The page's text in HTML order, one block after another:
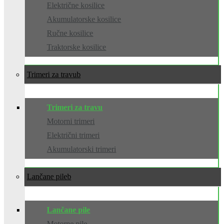
Električne kosilice
Akumulatorske kosilice
Ručne kosilice
Traktorske kosilice
Trimeri za travu
Trimeri za travu
Motorni trimeri
Električni trimeri
Akumulatorski trimeri
Lančane pile
Lančane pile